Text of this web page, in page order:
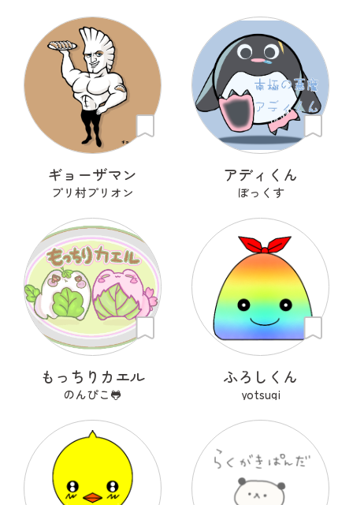
ギョーザマン
プリ村プリオン
アディくん
ぼっくす
もっちりカエル
のんぴこ🐸
ふろしくん
yotsugi